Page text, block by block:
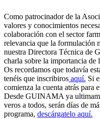
Como patrocinador de la
valores y conocimientos
colaboración con el sector
relevancia que la formulación
nuestra Directora Técnica de
charla sobre la importancia
Os recordamos que todavía
tenéis que inscribiros aquí. Si
comienza la cuenta atrás para
Desde GUINAMA ya
veros a todos, serán días de
programa, descárgatelo aquí.